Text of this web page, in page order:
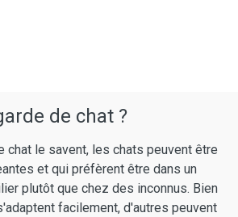
de chat ?
chat le savent, les chats peuvent être
et qui préfèrent être dans un
plutôt que chez des inconnus. Bien
facilement, d'autres peuvent